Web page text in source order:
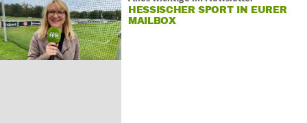
HESSISCHER SPORT IN EURER
MAILBOX